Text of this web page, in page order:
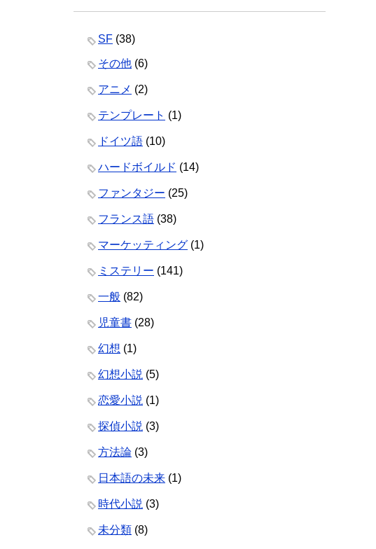
SF (38)
その他 (6)
アニメ (2)
テンプレート (1)
ドイツ語 (10)
ハードボイルド (14)
ファンタジー (25)
フランス語 (38)
マーケッティング (1)
ミステリー (141)
一般 (82)
児童書 (28)
幻想 (1)
幻想小説 (5)
恋愛小説 (1)
探偵小説 (3)
方法論 (3)
日本語の未来 (1)
時代小説 (3)
未分類 (8)